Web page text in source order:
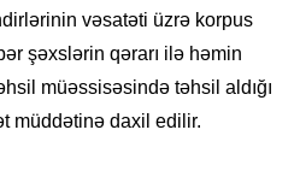
vəsatəti üzrə korpus
şəxslərin qərarı ilə həmin
müəssisəsində təhsil aldığı
müddətinə daxil edilir.